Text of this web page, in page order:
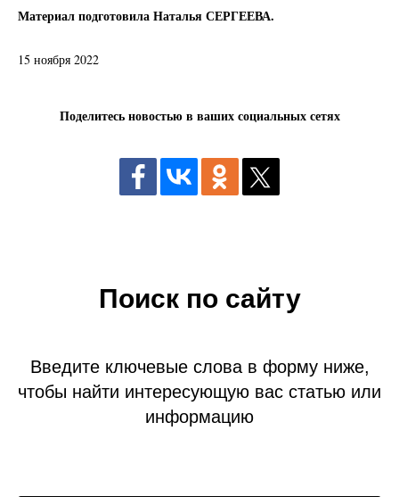
Материал подготовила Наталья СЕРГЕЕВА.
15 ноября 2022
Поделитесь новостью в ваших социальных сетях
Поиск по сайту
Введите ключевые слова в форму ниже,
чтобы найти интересующую вас статью или
информацию